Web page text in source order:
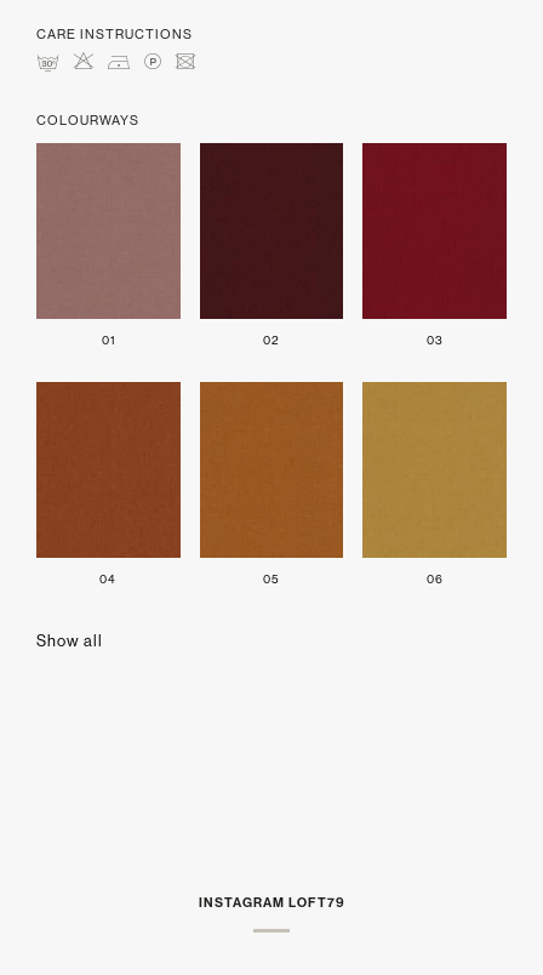
CARE INSTRUCTIONS
mHDLU
COLOURWAYS
01 02 03
04 05 06
Show all
INSTAGRAM LOFT79